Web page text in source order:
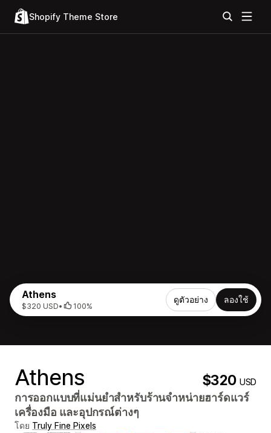
Shopify Theme Store
Athens
$320 USD• 100%
ดูตัวอย่าง ลองใช้
Athens $320USD
การออกแบบที่แม่นยำสำหรับร้านจำหน่ายฮาร์ดแวร์
เครื่องมือ และอุปกรณ์ต่างๆ
โดย Truly Fine Pixels